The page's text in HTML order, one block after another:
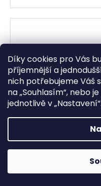
Díky cookies pro Vás
příjemnější a
nich potřebujeme Váš
na „Souhlasím“, nebo
jednotlivě v „Nastavení“.